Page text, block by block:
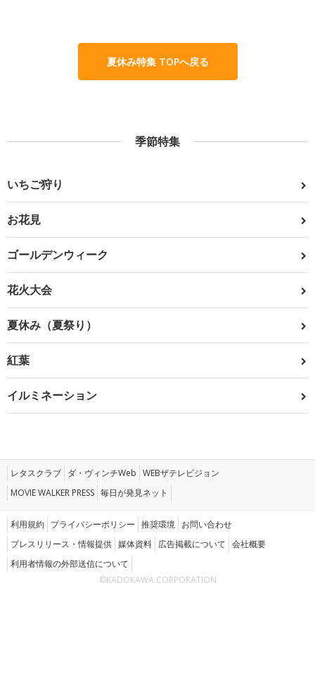
夏休み特集 TOPへ戻る
季節特集
いちご狩り
お花見
ゴールデンウィーク
花火大会
夏休み（夏祭り）
紅葉
イルミネーション
レタスクラブ ダ・ヴィンチWeb WEBザテレビジョン
MOVIE WALKER PRESS 毎日が発見ネット
利用規約 プライバシーポリシー 推奨環境 お問い合わせ
プレスリリース・情報提供 媒体資料 広告掲載について 会社概要
利用者情報の外部送信について
©KADOKAWA CORPORATION